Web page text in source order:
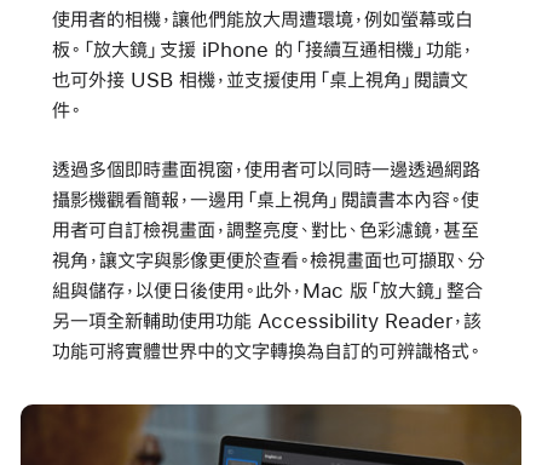
使用者的相機，讓他們能放大周遭環境，例如螢幕或白
板。「放大鏡」支援 iPhone 的「接續互通相機」功能，
也可外接 USB 相機，並支援使用「桌上視角」閱讀文
件。
透過多個即時畫面視窗，使用者可以同時一邊透過網路
攝影機觀看簡報，一邊用「桌上視角」閱讀書本內容。使
用者可自訂檢視畫面，調整亮度、對比、色彩濾鏡，甚至
視角，讓文字與影像更便於查看。檢視畫面也可擷取、分
組與儲存，以便日後使用。此外，Mac 版「放大鏡」整合
另一項全新輔助使用功能 Accessibility Reader，該
功能可將實體世界中的文字轉換為自訂的可辨識格式。